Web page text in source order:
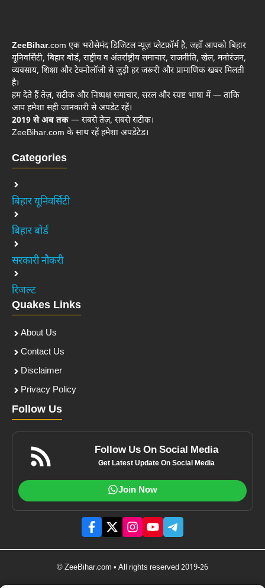
ZeeBihar.com एक भरोसेमंद डिजिटल न्यूज़ प्लेटफ़ॉर्म है, जहाँ आपको बिहार
यूनिवर्सिटी, बिहार बोर्ड, राष्ट्रीय व अंतर्राष्ट्रीय समाचार, राजनीति, खेल, मनोरंजन,
व्यवसाय, शिक्षा और टेक्नोलॉजी से जुड़ी हर जरूरी और प्रामाणिक खबर मिलती
है।
हम देते हैं तेज़, सटीक और निष्पक्ष समाचार, सरल और स्पष्ट भाषा में — ताकि
आप हमेशा सही जानकारी से अपडेट रहें।
2019 से अब तक — सबसे तेज़, सबसे सटीक।
ZeeBihar.com के साथ रहें हमेशा अपडेटेड।
Categories
बिहार यूनिवर्सिटी
बिहार बोर्ड
सरकारी नौकरी
रिजल्ट
Quakes Links
About Us
Contact Us
Disclaimer
Privacy Policy
Follow Us
Follow Us On Social Media
Get Latest Update On Social Media
Join Now
© ZeeBihar.com • All rights reserved 2019-26